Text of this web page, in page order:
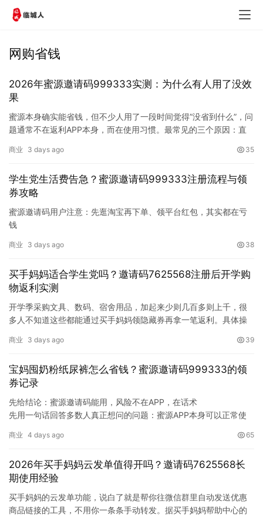
网购省钱
2026年蜜源邀请码999333实测：为什么有人用了没效
果
蜜源本身确实能省钱，但不少人用了一段时间觉得”没省到什么”，问
题通常不在返利APP本身，而在使用习惯。最常见的三个原因：直
零、只在大促时才打开蜜源而忽略了日常消费。据蜜源官方公开数
——关键在于你有没有…
商业 3 days ago 35
学生党生活费告急？蜜源邀请码999333注册流程与领
券攻略
蜜源邀请码用户注意：先逛淘宝再下单、领平台红包，其实都在亏
钱
稳妥”的说法，实际却让很多人越省越亏。答案很直接——先逛淘宝
红包则可能直接丢单，用3元红包换掉8元佣金。这两个都是返利用
户最常踩的丢返利陷阱…
商业 3 days ago 38
买手妈妈适合学生党吗？邀请码7625568注册后开学购
物返利实测
开学季采购文具、数码、宿舍用品，加起来少则几百多则上千，很
多人不知道这些都能通过买手妈妈领隐藏券再拿一笔返利。具体操
自动匹配对应的隐藏优惠券和返利金额，领完券跳回原平台下单，
采购这一波省下来的钱够吃好几…
商业 3 days ago 39
宝妈囤奶粉纸尿裤怎么省钱？蜜源邀请码999333的领
券记录
先给结论：蜜源邀请码能用，风险不在APP，在话术
先用一句话回答多数人真正想问的问题：蜜源APP本身可以正常使
在工具，而在于你被什么样的推广话术带偏。蜜源邀请码999333是
几年的实测，也先说明白：这…
商业 4 days ago 65
2026年买手妈妈云发单值得开吗？邀请码7625568长
期使用经验
买手妈妈的云发单功能，说白了就是帮你往微信群里自动发送优惠
商品链接的工具，不用你一条条手动转发。据买手妈妈帮助中心的